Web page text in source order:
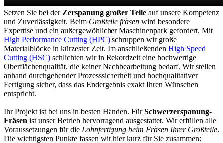
Setzen Sie bei der Zerspanung großer Teile auf unsere Kompetenz
und Zuverlässigkeit. Beim Großteile fräsen wird besondere
Expertise und ein außergewöhlicher Maschinenpark gefordert. Mit
High Performance Cutting (HPC) schruppen wir große
Materialblöcke in kürzester Zeit. Im anschließenden High Speed
Cutting (HSC) schlichten wir in Rekordzeit eine hochwertige
Oberflächenqualität, die keiner Nachbearbeitung bedarf. Wir stellen
anhand durchgehender Prozesssicherheit und hochqualitativer
Fertigung sicher, dass das Endergebnis exakt Ihren Wünschen
entspricht.
Ihr Projekt ist bei uns in besten Händen. FürSchwerzerspanung-
Fräsen ist unser Betrieb hervorragend ausgestattet. Wir erfüllen alle
Voraussetzungen für die Lohnfertigung beim Fräsen Ihrer Großteile.
Die wichtigsten Punkte fassen wir hier kurz für Sie zusammen: